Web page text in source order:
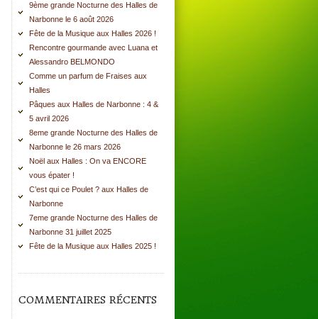
9ème grande Nocturne des Halles de
Narbonne le 6 août 2026
Fête de la Musique aux Halles 2026 !
Rencontre gourmande avec Luana et
Alessandro BELMONDO
Comme un parfum de Fraises aux
Halles
Pâques aux Halles de Narbonne : 4 &
5 avril 2026
8eme grande Nocturne des Halles de
Narbonne le 26 mars 2026
Noël aux Halles : On va ENCORE
vous épater !
C’est qui ce Poulet ? aux Halles de
Narbonne
7eme grande Nocturne des Halles de
Narbonne 31 juillet 2025
Fête de la Musique aux Halles 2025 !
COMMENTAIRES RÉCENTS